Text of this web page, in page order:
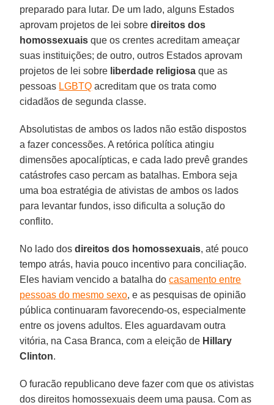
preparado para lutar. De um lado, alguns Estados
aprovam projetos de lei sobredireitos dos
homossexuais que os crentes acreditam ameaçar
suas instituições; de outro, outros Estados aprovam
projetos de lei sobre liberdade religiosa que as
pessoas LGBTQ acreditam que os trata como
cidadãos de segunda classe.
Absolutistas de ambos os lados não estão dispostos
a fazer concessões. A retórica política atingiu
dimensões apocalípticas, e cada lado prevê grandes
catástrofes caso percam as batalhas. Embora seja
uma boa estratégia de ativistas de ambos os lados
para levantar fundos, isso dificulta a solução do
conflito.
No lado dosdireitos dos homossexuais, até pouco
tempo atrás, havia pouco incentivo para conciliação.
Eles haviam vencido a batalha docasamento entre
pessoas do mesmo sexo, e as pesquisas de opinião
pública continuaram favorecendo-os, especialmente
entre os jovens adultos. Eles aguardavam outra
vitória, na Casa Branca, com a eleição de Hillary
Clinton.
O furacão republicano deve fazer com que os ativistas
dos direitos homossexuais deem uma pausa. Com as